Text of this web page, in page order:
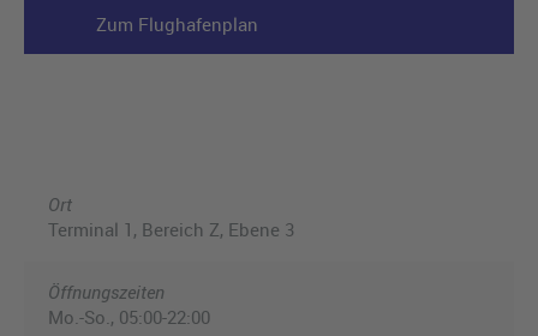
Zum Flughafenplan
Ort
Terminal 1, Bereich Z, Ebene 3
Öffnungszeiten
Mo.-So., 05:00-22:00